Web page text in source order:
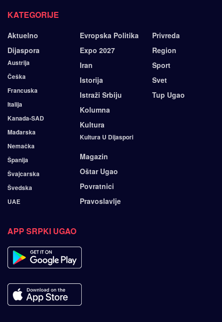
KATEGORIJE
Aktuelno
Dijaspora
Austrija
Češka
Francuska
Italija
Kanada-SAD
Mađarska
Nemačka
Španija
Švajcarska
Švedska
UAE
Evropska Politika
Expo 2027
Iran
Istorija
Istraži Srbiju
Kolumna
Kultura
Kultura U Dijaspori
Magazin
Oštar Ugao
Povratnici
Pravoslavlje
Privreda
Region
Sport
Svet
Tup Ugao
APP SRPKI UGAO